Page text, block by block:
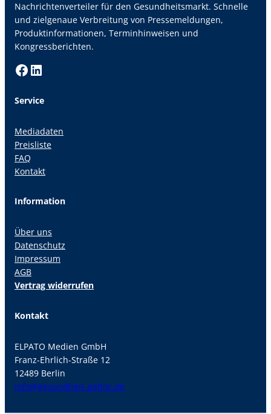
Nachrichtenverteiler für den Gesundheitsmarkt. Schnelle
und zielgenaue Verbreitung von Pressemeldungen,
Produktinformationen, Terminhinweisen und
Kongressberichten.
Facebook LinkedIn
Service
Mediadaten
Preisliste
FAQ
Kontakt
Information
Über uns
Datenschutz
Impressum
AGB
Vertrag widerrufen
Kontakt
ELPATO Medien GmbH
Franz-Ehrlich-Straße 12
12489 Berlin
info@gesundheit-adhoc.de